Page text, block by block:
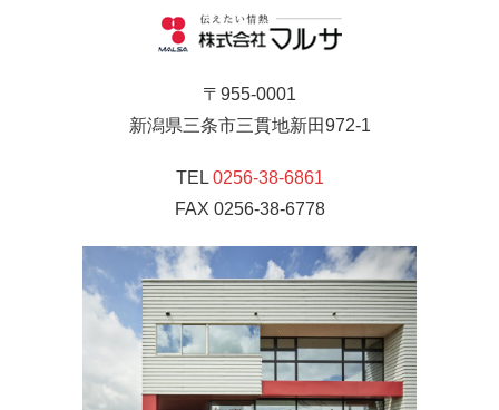
〒955-0001
新潟県三条市三貫地新田972-1
TEL 0256-38-6861
FAX 0256-38-6778